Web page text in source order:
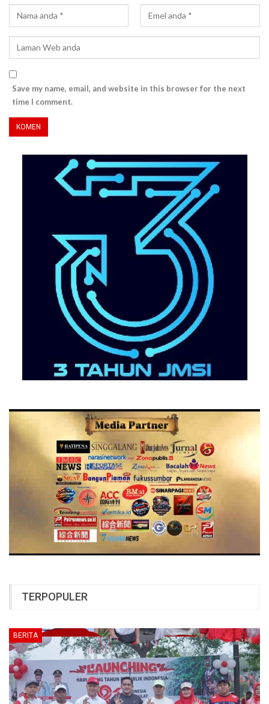
Save my name, email, and website in this browser for the next
time I comment.
TERPOPULER
BERITA